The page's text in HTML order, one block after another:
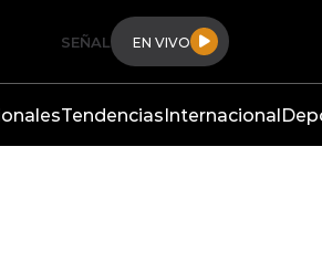
SEÑAL EN VIVO
TendenciasInternacional